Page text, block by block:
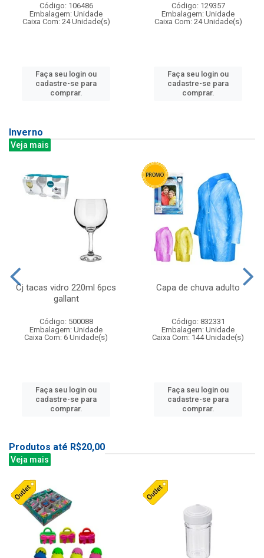
Código: 106486
Embalagem: Unidade
Caixa Com: 24 Unidade(s)
Faça seu login ou
cadastre-se para
comprar.
Código: 129357
Embalagem: Unidade
Caixa Com: 24 Unidade(s)
Faça seu login ou
cadastre-se para
comprar.
Inverno
Veja mais
Cj tacas vidro 220ml 6pcs
gallant
Código: 500088
Embalagem: Unidade
Caixa Com: 6 Unidade(s)
Faça seu login ou
cadastre-se para
comprar.
Capa de chuva adulto
Código: 832331
Embalagem: Unidade
Caixa Com: 144 Unidade(s)
Faça seu login ou
cadastre-se para
comprar.
Produtos até R$20,00
Veja mais